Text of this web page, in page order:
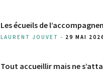
Les écueils de
LAURENT JOUVET - 29 MAI
Tout accueillir mais ne